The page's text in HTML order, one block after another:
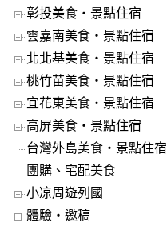
彰投美食‧景點住宿
雲嘉南美食‧景點住宿
北北基美食‧景點住宿
桃竹苗美食‧景點住宿
宜花東美食‧景點住宿
高屏美食‧景點住宿
台灣外島美食‧景點住宿
團購、宅配美食
小凉周遊列國
體驗‧邀稿